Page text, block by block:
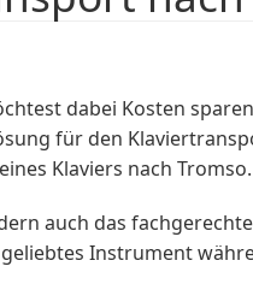
dabei Kosten
für den
Klaviers nach Tromso.
auch das
Instrument